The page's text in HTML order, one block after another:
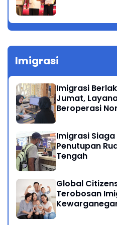
Imigrasi
Imigrasi
Jumat,
Beroperasi
Imigrasi
Penutupan
Tengah
Global
Terobosan